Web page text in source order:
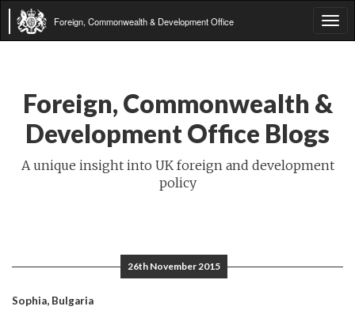
Foreign, Commonwealth & Development Office
Foreign, Commonwealth &
Development Office Blogs
A unique insight into UK foreign and development
policy
26th November 2015
Sophia, Bulgaria